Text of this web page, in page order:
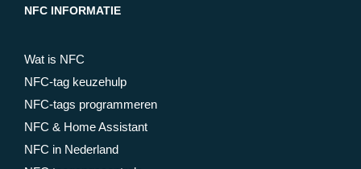
NFC INFORMATIE
Wat is NFC
NFC-tag keuzehulp
NFC-tags programmeren
NFC & Home Assistant
NFC in Nederland